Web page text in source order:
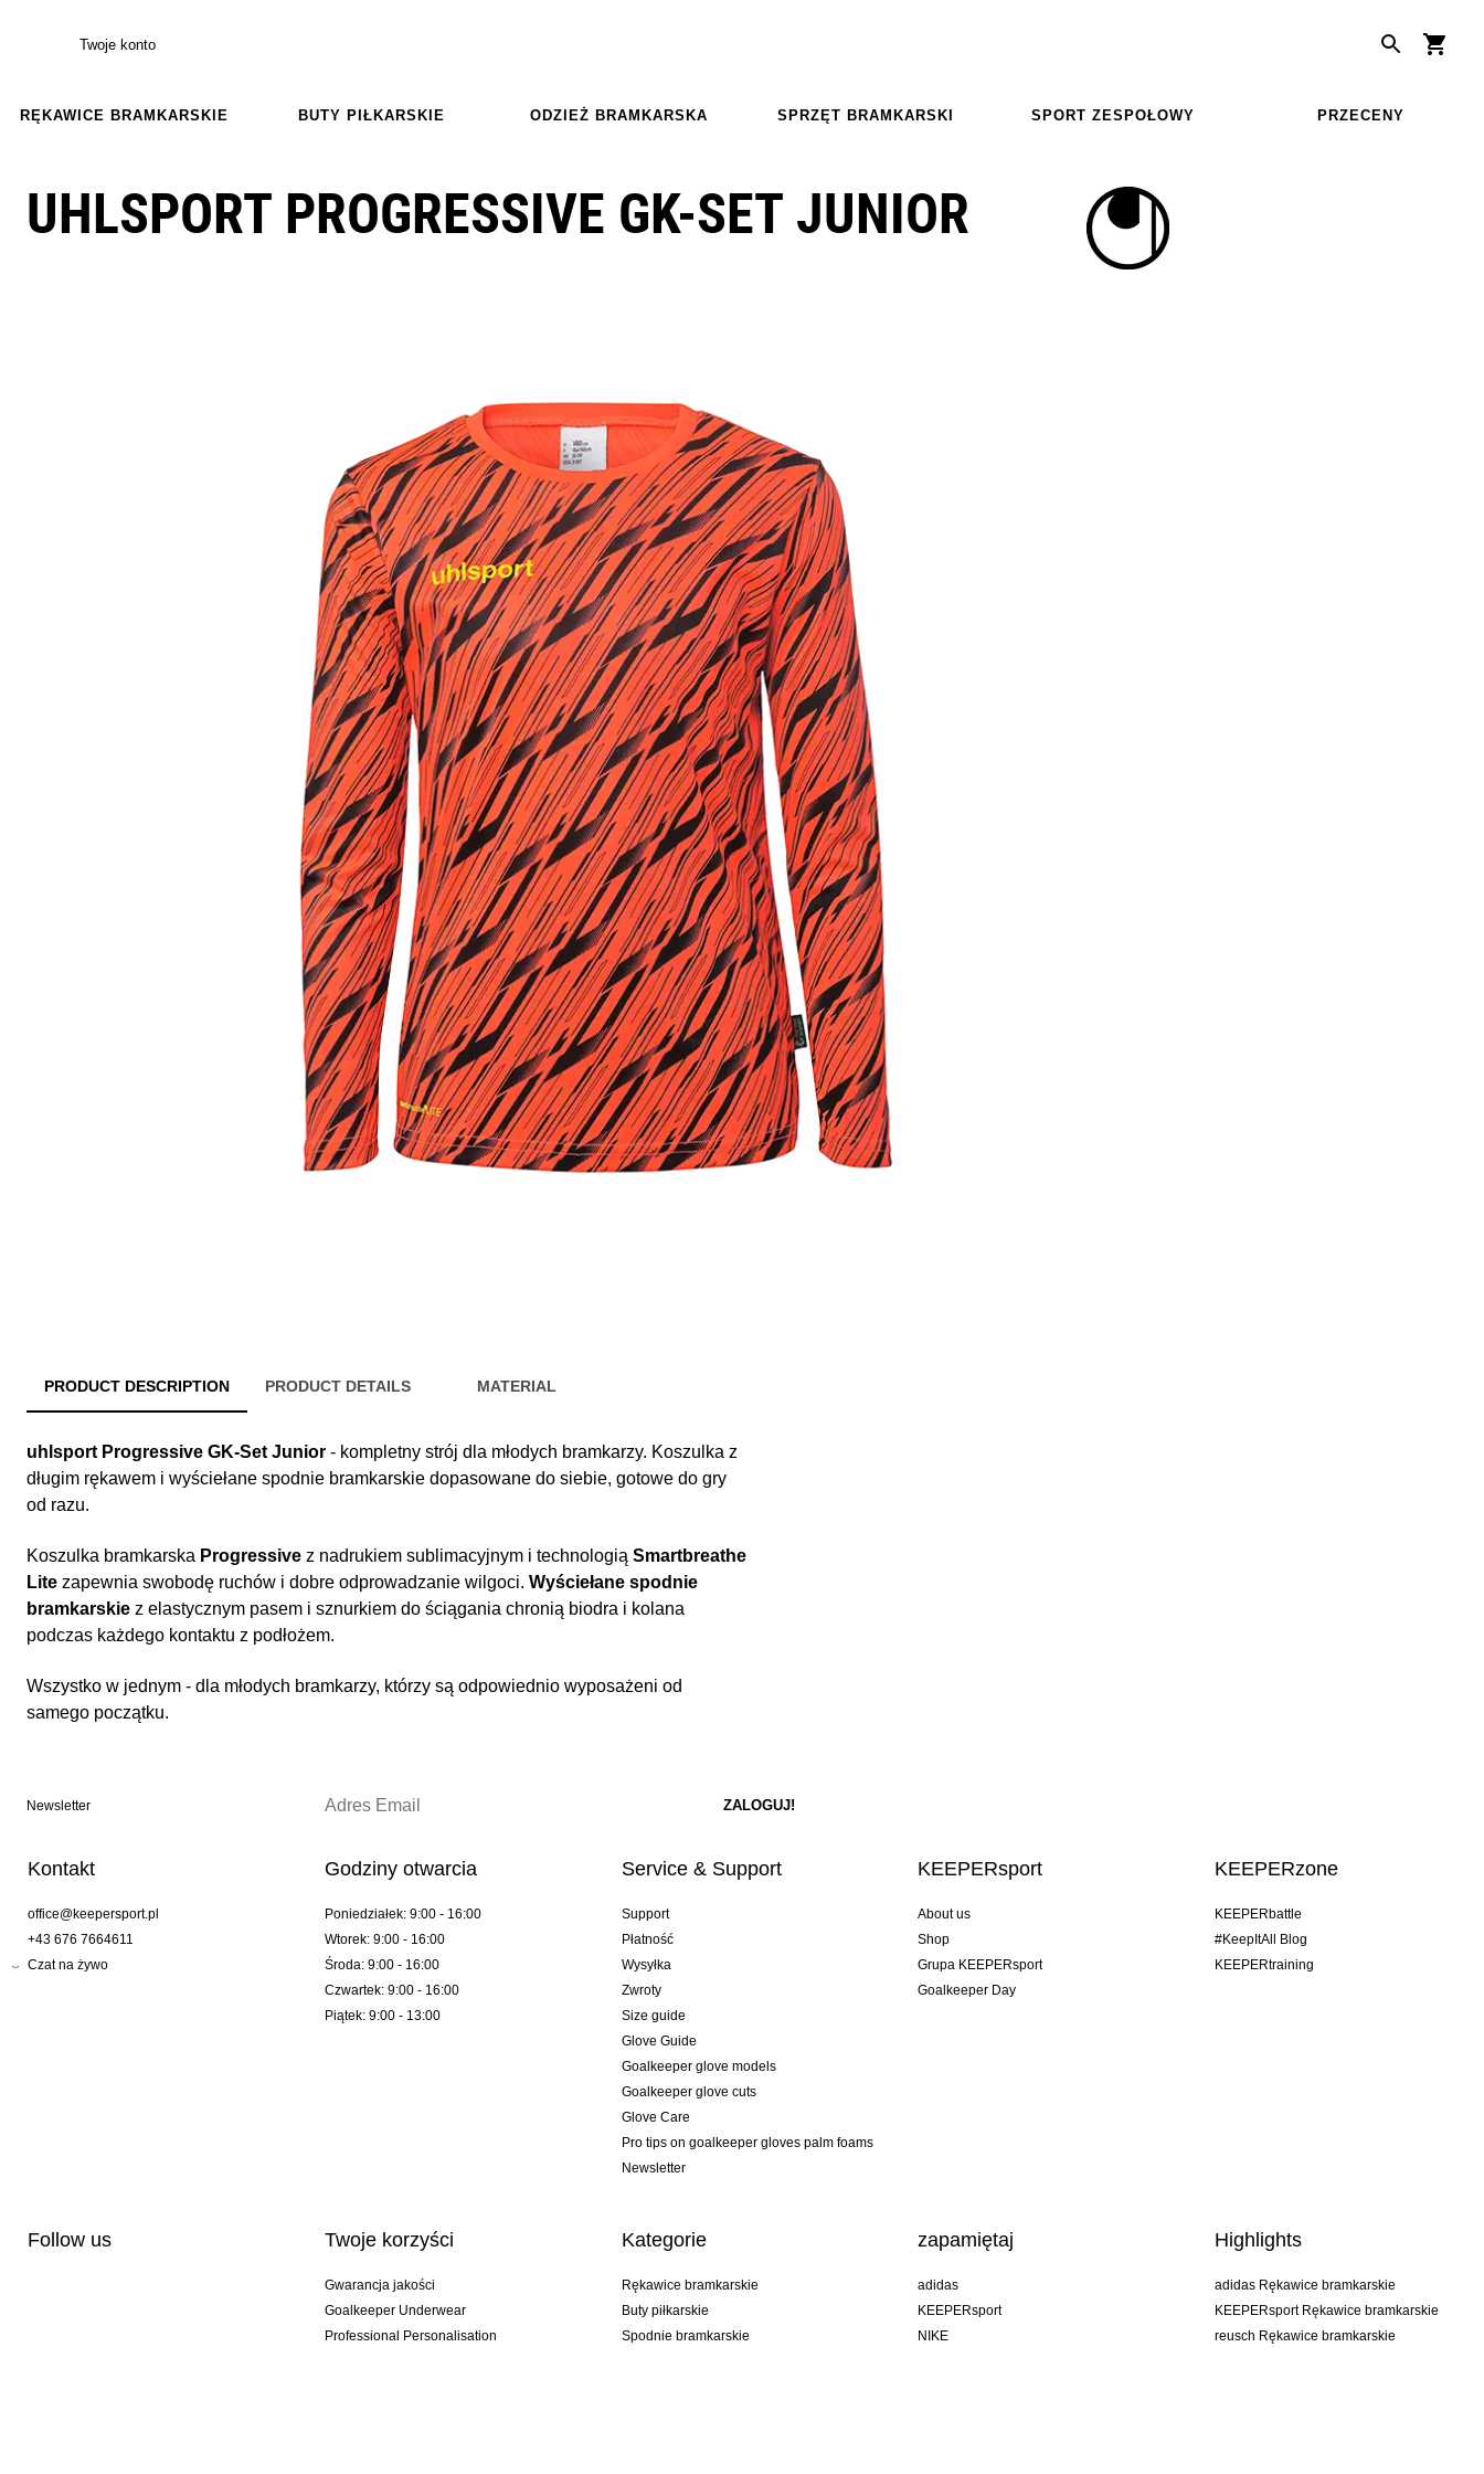
Twoje konto
RĘKAWICE BRAMKARSKIE BUTY PIŁKARSKIE ODZIEŻ BRAMKARSKA SPRZĘT BRAMKARSKI SPORT ZESPOŁOWY PRZECENY
UHLSPORT PROGRESSIVE GK-SET JUNIOR
PRODUCT DESCRIPTION PRODUCT DETAILS MATERIAL
uhlsport Progressive GK-Set Junior - kompletny strój dla młodych bramkarzy. Koszulka z
długim rękawem i wyściełane spodnie bramkarskie dopasowane do siebie, gotowe do gry
od razu.
Koszulka bramkarska Progressive z nadrukiem sublimacyjnym i technologią Smartbreathe
Lite zapewnia swobodę ruchów i dobre odprowadzanie wilgoci. Wyściełane spodnie
bramkarskie z elastycznym pasem i sznurkiem do ściągania chronią biodra i kolana
podczas każdego kontaktu z podłożem.
Wszystko w jednym - dla młodych bramkarzy, którzy są odpowiednio wyposażeni od
samego początku.
Newsletter
Kontakt
office@keepersport.pl
+43 676 7664611
Czat na żywo
Godziny otwarcia
Poniedziałek: 9:00 - 16:00
Wtorek: 9:00 - 16:00
Środa: 9:00 - 16:00
Czwartek: 9:00 - 16:00
Piątek: 9:00 - 13:00
Service & Support
Support
Płatność
Wysyłka
Zwroty
Size guide
Glove Guide
Goalkeeper glove models
Goalkeeper glove cuts
Glove Care
Pro tips on goalkeeper gloves palm foams
Newsletter
KEEPERsport
About us
Shop
Grupa KEEPERsport
Goalkeeper Day
KEEPERzone
KEEPERbattle
#KeepItAll Blog
KEEPERtraining
Follow us Twoje korzyści
Gwarancja jakości
Goalkeeper Underwear
Professional Personalisation
Kategorie
Rękawice bramkarskie
Buty piłkarskie
Spodnie bramkarskie
zapamiętaj
adidas
KEEPERsport
NIKE
Highlights
adidas Rękawice bramkarskie
KEEPERsport Rękawice bramkarskie
reusch Rękawice bramkarskie